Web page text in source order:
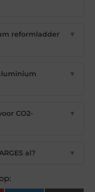
reformladder
▼
▼
CO2-
▼
al? ▼